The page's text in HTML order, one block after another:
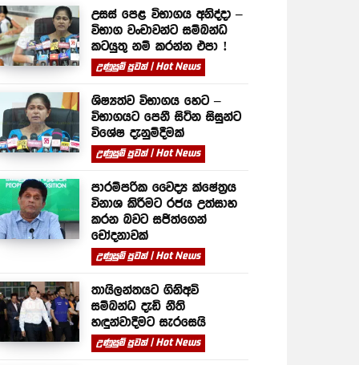
උසස් පෙළ විභාගය අනිද්දා –
විභාග වංචාවන්ට සම්බන්ධ
කටයුතු නම් කරන්න එපා !
උණුසුම් පුවත් | Hot News
ශිෂ්‍යත්ව විභාගය හෙට –
විභාගයට පෙනී සිටින සිසුන්ට
විශේෂ දැනුම්දීමක්
උණුසුම් පුවත් | Hot News
පාරම්පරික වෛද්‍ය ක්ෂේත්‍රය
විනාශ කිරීමට රජය උත්සාහ
කරන බවට සජිත්ගෙන්
චෝදනාවක්
උණුසුම් පුවත් | Hot News
තායිලන්තයට ගිනිඅවි
සම්බන්ධ දැඩි නීති
හඳුන්වාදීමට සැරසෙයි
උණුසුම් පුවත් | Hot News